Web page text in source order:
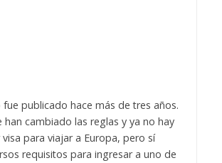
fue publicado hace más de tres años.
han cambiado las reglas y ya no hay
para viajar a Europa, pero sí
requisitos para ingresar a uno de